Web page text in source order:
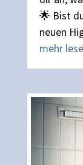
🌟 Bist
neuen
mehr